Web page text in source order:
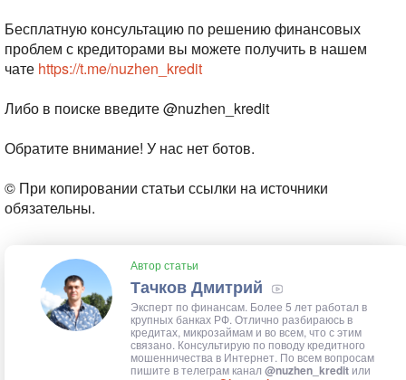
Бесплатную консультацию по решению финансовых
проблем с кредиторами вы можете получить в нашем
чате https://t.me/nuzhen_kredit
Либо в поиске введите @nuzhen_kredit
Обратите внимание! У нас нет ботов.
© При копировании статьи ссылки на источники
обязательны.
Автор статьи
Тачков Дмитрий
Эксперт по финансам. Более 5 лет работал в
крупных банках РФ. Отлично разбираюсь в
кредитах, микрозаймам и во всем, что с этим
связано. Консультирую по поводу кредитного
мошенничества в Интернет. По всем вопросам
пишите в телеграм канал @nuzhen_kredit или